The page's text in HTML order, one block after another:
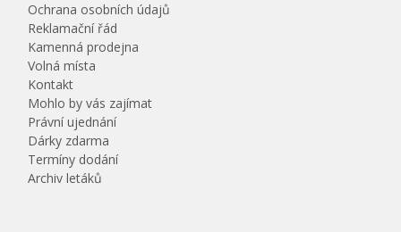
Ochrana osobních údajů
Reklamační řád
Kamenná prodejna
Volná místa
Kontakt
Mohlo by vás zajímat
Právní ujednání
Dárky zdarma
Termíny dodání
Archiv letáků